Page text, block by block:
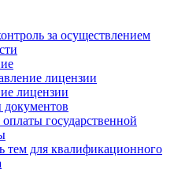
за осуществлением
лицензии
лицензии
государственной
тем для квалификационного